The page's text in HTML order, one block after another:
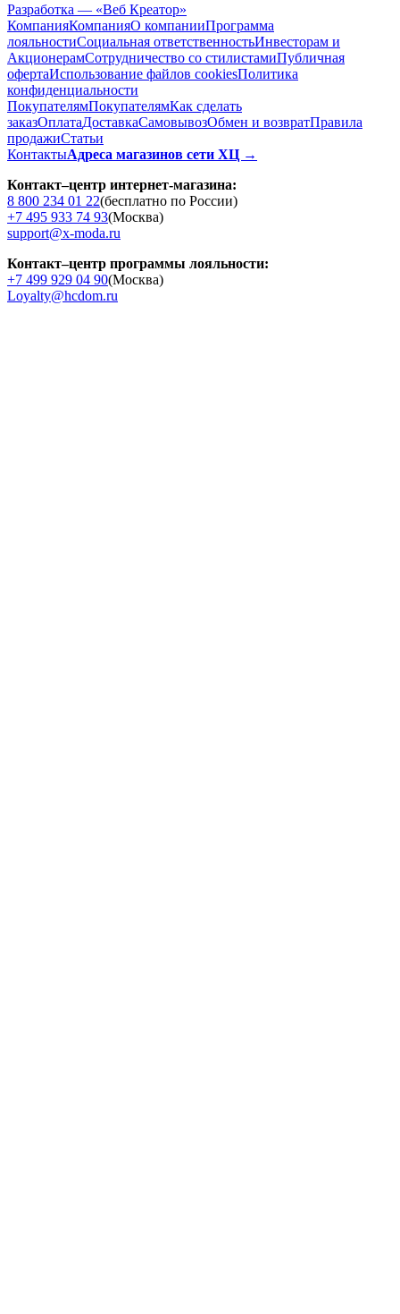
Разработка — «Веб Креатор»
КомпанияКомпанияО компанииПрограмма
лояльностиСоциальная ответственностьИнвесторам и
АкционерамСотрудничество со стилистамиПубличная
офертаИспользование файлов cookiesПолитика
конфиденциальности
ПокупателямПокупателямКак сделать
заказОплатаДоставкаCамовывозОбмен и возвратПравила
продажиСтатьи
КонтактыАдреса магазинов сети ХЦ →
Контакт–центр интернет-магазина:
8 800 234 01 22(бесплатно по России)
+7 495 933 74 93(Москва)
support@x-moda.ru
Контакт–центр программы лояльности:
+7 499 929 04 90(Москва)
Loyalty@hcdom.ru